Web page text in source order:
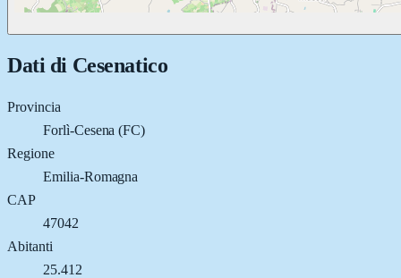
Dati di Cesenatico
Provincia
Forlì-Cesena (FC)
Regione
Emilia-Romagna
CAP
47042
Abitanti
25.412